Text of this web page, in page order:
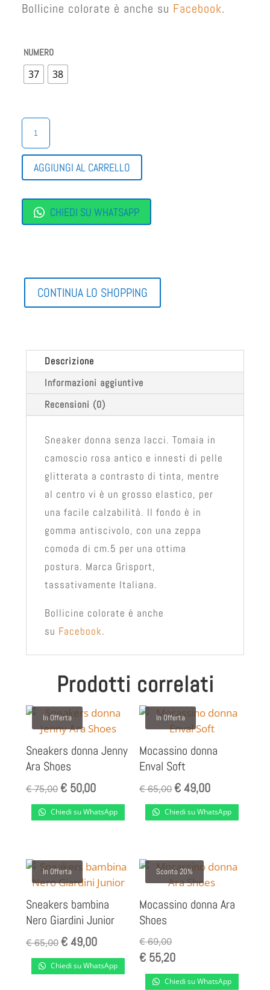
Bollicine colorate è anche su Facebook.
NUMERO
37 38
SNEAKER
DONNA
SENZA
LACCI
QUANTITÀ
AGGIUNGI AL CARRELLO
CHIEDI SU WHATSAPP
CONTINUA LO SHOPPING
Descrizione
Informazioni aggiuntive
Recensioni (0)
Sneaker donna senza lacci. Tomaia in
camoscio rosa antico e innesti di pelle
glitterata a contrasto di tinta, mentre
al centro vi è un grosso elastico, per
una facile calzabilità. Il fondo è in
gomma antiscivolo, con una zeppa
comoda di cm.5 per una ottima
postura. Marca Grisport,
tassativamente Italiana.
Bollicine colorate è anche
su Facebook.
Prodotti correlati
In Offerta
Sneakers donna Jenny
Ara Shoes
€75,00 Il
prezzo
originale
€50,00Il
prezzo
attuale
Chiedi su WhatsApp
In Offerta
Mocassino donna
Enval Soft
€65,00Il
prezzo
originale
€49,00Il
prezzo
attuale
Chiedi su WhatsApp
In Offerta
Sneakers bambina
Nero Giardini Junior
€65,00 Il
prezzo
originale
€49,00Il
prezzo
attuale
Chiedi su WhatsApp
Sconto 20%
Mocassino donna Ara
Shoes
€69,00
€ 55,20
Chiedi su WhatsApp